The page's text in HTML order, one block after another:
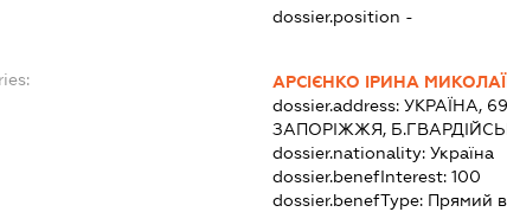
dossier.position -
АРСІЄНКО ІРИНА
dossier.address: УКРАЇНА,
ЗАПОРІЖЖЯ,
dossier.nationality: Україна
dossier.benefInterest: 100
dossier.benefType: Прямий